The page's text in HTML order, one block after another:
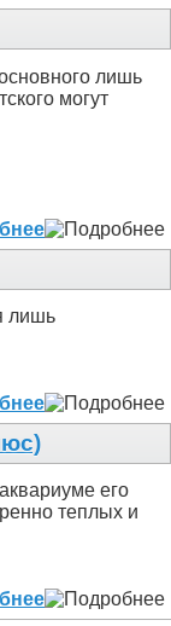
лишь
могут
лишь
его
теплых и